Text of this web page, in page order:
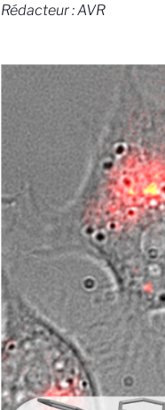
Rédacteur : AVR